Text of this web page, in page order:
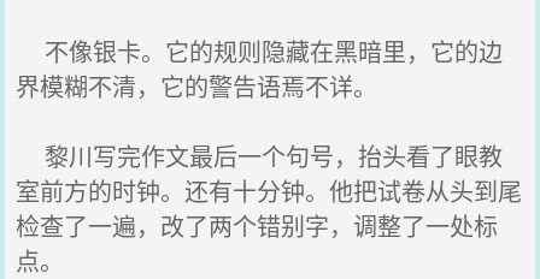
不像银卡。它的规则隐藏在黑暗里，它的边
界模糊不清，它的警告语焉不详。
黎川写完作文最后一个句号，抬头看了眼教
室前方的时钟。还有十分钟。他把试卷从头到尾
检查了一遍，改了两个错别字，调整了一处标
点。